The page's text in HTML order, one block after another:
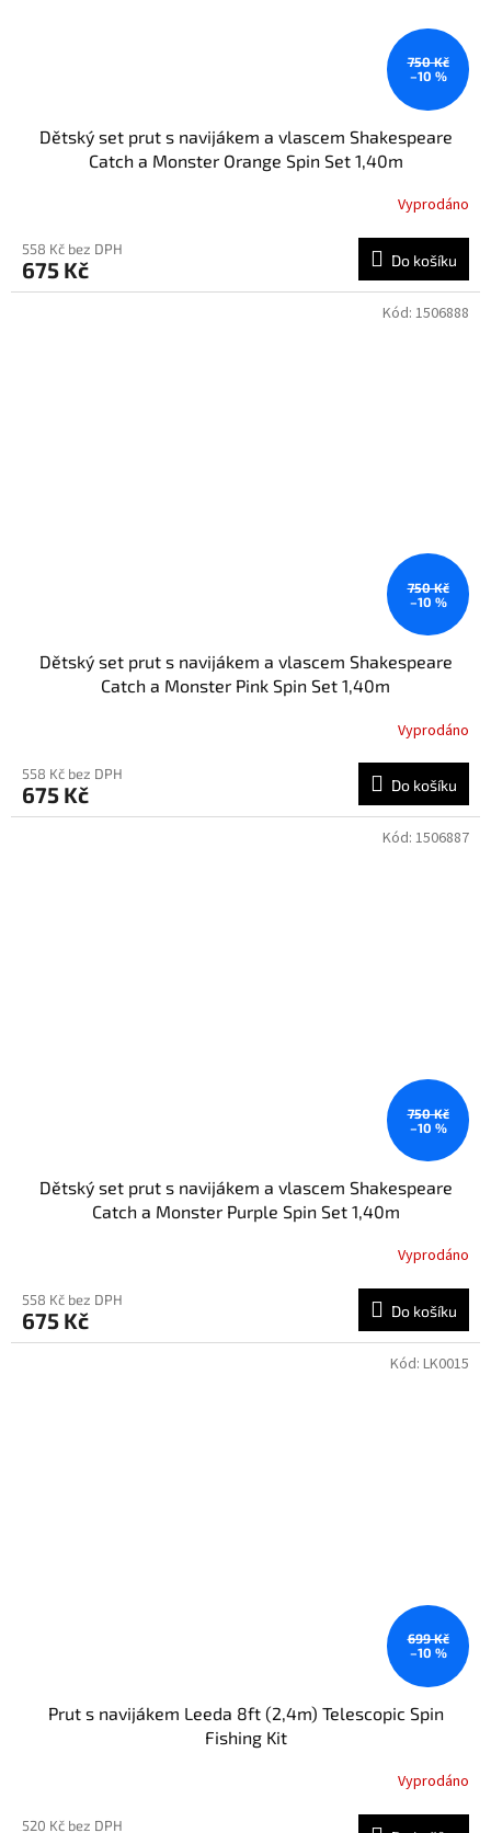
750 Kč
–10 %
Dětský set prut s navijákem a vlascem Shakespeare
Catch a Monster Orange Spin Set 1,40m
Vyprodáno
558 Kč bez DPH
675 Kč Do košíku
750 Kč
–10 %
Dětský set prut s navijákem a vlascem Shakespeare
Catch a Monster Pink Spin Set 1,40m
Vyprodáno
558 Kč bez DPH
675 Kč Do košíku
Kód: 1506888
750 Kč
–10 %
Dětský set prut s navijákem a vlascem Shakespeare
Catch a Monster Purple Spin Set 1,40m
Vyprodáno
558 Kč bez DPH
675 Kč Do košíku
Kód: 1506887
699 Kč
–10 %
Prut s navijákem Leeda 8ft (2,4m) Telescopic Spin
Fishing Kit
Vyprodáno
520 Kč bez DPH
Kód: LK0015